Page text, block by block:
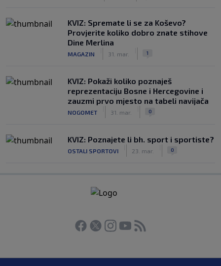
KVIZ: Spremate li se za Koševo?
Provjerite koliko dobro znate stihove
Dine Merlina
MAGAZIN 31. mar. 1
KVIZ: Pokaži koliko poznaješ
reprezentaciju Bosne i Hercegovine i
zauzmi prvo mjesto na tabeli navijača
NOGOMET 31. mar. 0
KVIZ: Poznajete li bh. sport i sportiste?
OSTALI SPORTOVI 23. mar. 0